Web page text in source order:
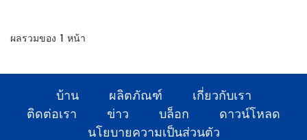
กว่า การออกแบบโครงสร้างท่อ
โครงสร้างสวยงามมากขึ้น
ผลรวมของ 1 หน้า
บ้าน ผลิตภัณฑ์
เกี่ยวกับเรา
ติดต่อเรา
ข่าว บล็อก
ดาวน์โหลด
นโยบายความเป็นส่วนตัว